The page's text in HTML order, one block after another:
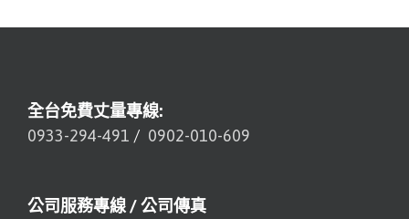
全台免費丈量專線:
0933-294-491 / 0902-010-609
公司服務專線 / 公司傳真